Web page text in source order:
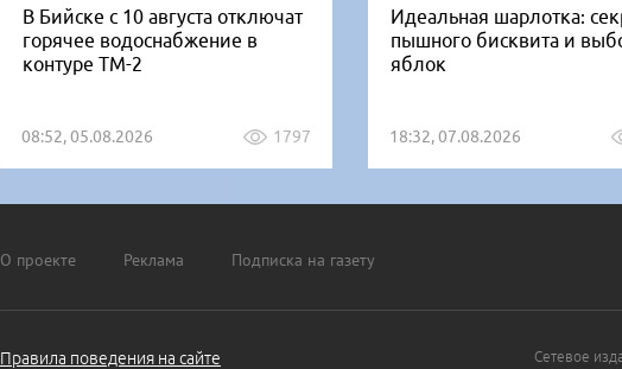
В Бийске с 10 августа отключат
горячее водоснабжение в
контуре ТМ-2
08:52, 05.08.2026 1797
Идеальная шарлотка:
пышного бисквита и
яблок
18:32, 07.08.2026
О проекте Реклама Подписка на газету
Правила поведения на сайте
Сетевое